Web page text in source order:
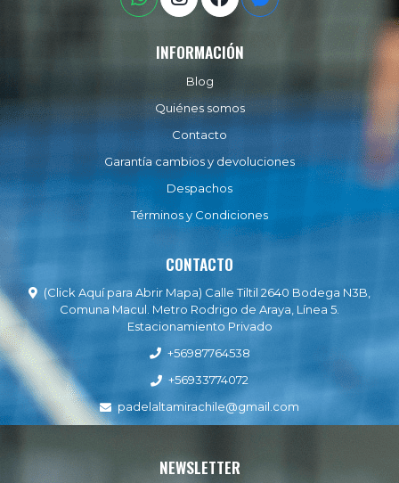
INFORMACIÓN
Blog
Quiénes somos
Contacto
Garantía cambios y devoluciones
Despachos
Términos y Condiciones
CONTACTO
(Click Aquí para Abrir Mapa) Calle Tiltil 2640 Bodega N3B,
Comuna Macul. Metro Rodrigo de Araya, Línea 5.
Estacionamiento Privado
+56987764538
+56933774072
padelaltamirachile@gmail.com
NEWSLETTER